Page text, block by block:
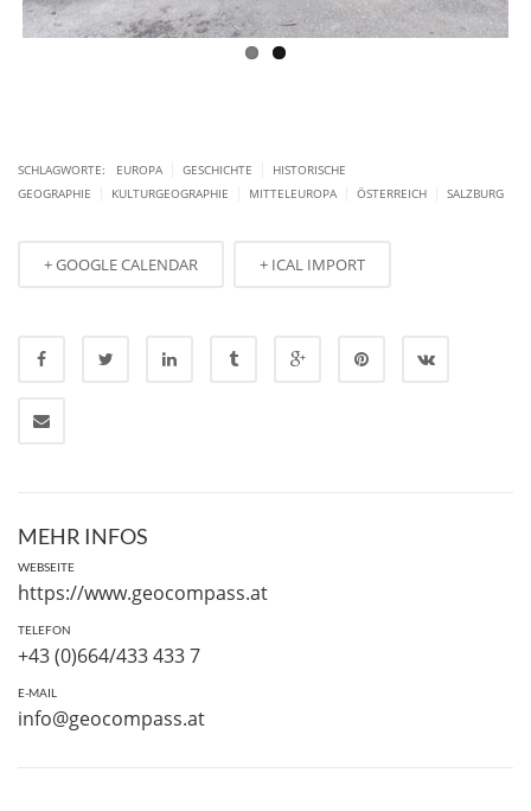
SCHLAGWORTE: EUROPA GESCHICHTE
HISTORISCHE
GEOGRAPHIE
KULTURGEOGRAPHIE MITTELEUROPA ÖSTERREICH SALZBURG
+ GOOGLE CALENDAR + ICAL IMPORT
MEHR INFOS
WEBSEITE
https://www.geocompass.at
TELEFON
+43 (0)664/433 433 7
E-MAIL
info@geocompass.at